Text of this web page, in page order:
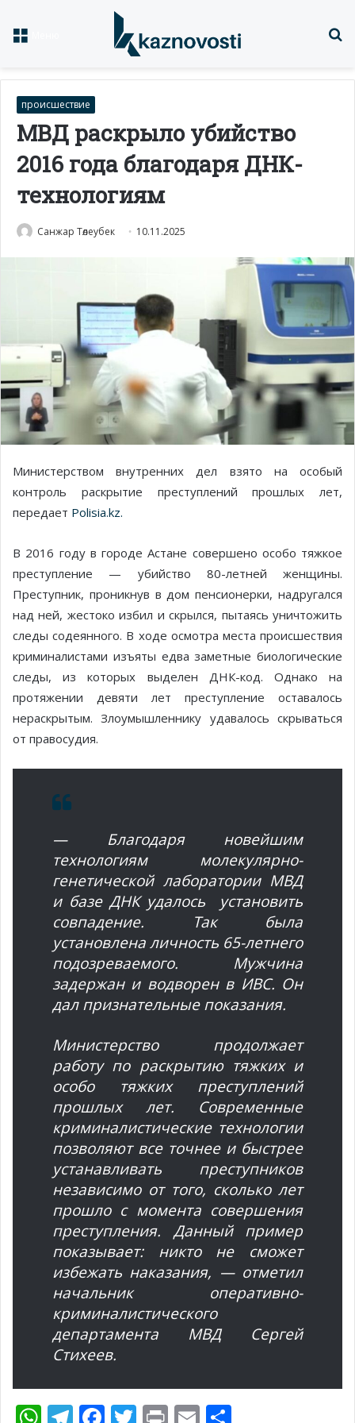
происшествие
МВД раскрыло убийство
2016 года благодаря ДНК-
технологиям
Санжар Төлеубек 10.11.2025
Министерством внутренних дел взято на особый
контроль раскрытие преступлений прошлых лет,
передает Polisia.kz.
В 2016 году в городе Астане совершено особо тяжкое
преступление — убийство 80-летней женщины.
Преступник, проникнув в дом пенсионерки, надругался
над ней, жестоко избил и скрылся, пытаясь уничтожить
следы содеянного. В ходе осмотра места происшествия
криминалистами изъяты едва заметные биологические
следы, из которых выделен ДНК-код. Однако на
протяжении девяти лет преступление оставалось
нераскрытым. Злоумышленнику удавалось скрываться
от правосудия.
— Благодаря новейшим
технологиям молекулярно-
генетической лаборатории МВД
и базе ДНК удалось установить
совпадение. Так была
установлена личность 65-летнего
подозреваемого. Мужчина
задержан и водворен в ИВС. Он
дал признательные показания.
Министерство продолжает
работу по раскрытию тяжких и
особо тяжких преступлений
прошлых лет. Современные
криминалистические технологии
позволяют все точнее и быстрее
устанавливать преступников
независимо от того, сколько лет
прошло с момента совершения
преступления. Данный пример
показывает: никто не сможет
избежать наказания, — отметил
начальник оперативно-
криминалистического
департамента МВД Сергей
Стихеев.